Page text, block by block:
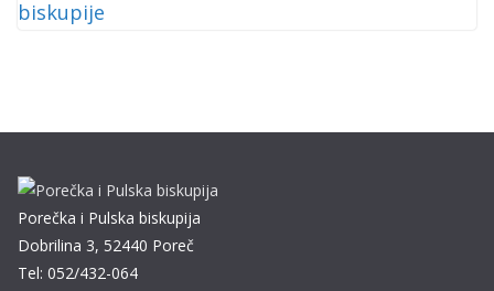
Porečka i Pulska biskupija
Dobrilina 3, 52440 Poreč
Tel: 052/432-064